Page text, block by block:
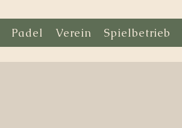
Padel Verein Spielbetrieb